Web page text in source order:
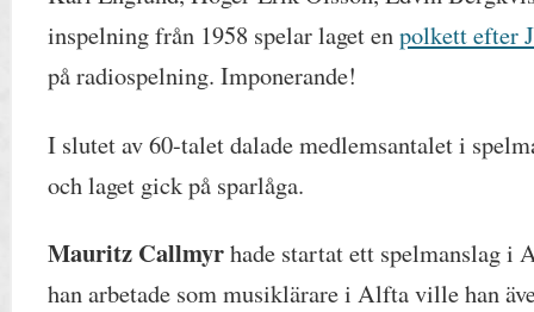
inspelning från 1958 spelar laget enpolkett efter
på radiospelning. Imponerande!
I slutet av 60-talet dalade medlemsantalet i
och laget gick på sparlåga.
Mauritz Callmyrhade startat ett spelmanslag i
han arbetade som musiklärare i Alfta ville han